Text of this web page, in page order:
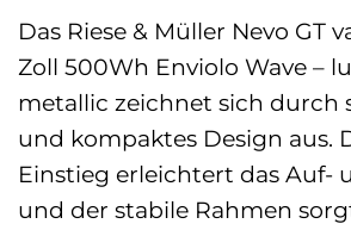
Das Riese & Müller Nevo GT
Zoll 500Wh Enviolo Wave –
metallic zeichnet sich durch
und kompaktes Design aus.
Einstieg erleichtert das Auf-
und der stabile Rahmen